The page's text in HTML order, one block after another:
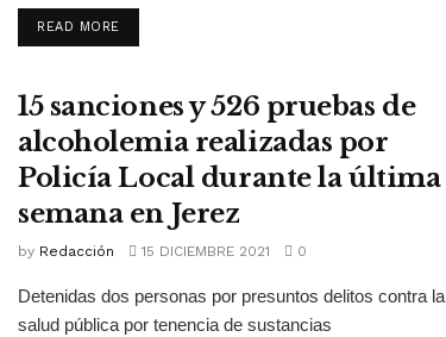
READ MORE
15 sanciones y 526 pruebas de
alcoholemia realizadas por
Policía Local durante la última
semana en Jerez
by Redacción 15 DICIEMBRE 2021 0
Detenidas dos personas por presuntos delitos contra la
salud pública por tenencia de sustancias